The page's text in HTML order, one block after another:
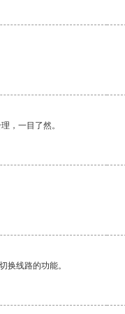
，一目了然。
换线路的功能。